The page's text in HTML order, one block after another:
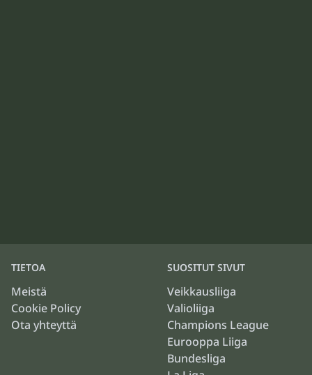
TIETOA
Meistä
Cookie Policy
Ota yhteyttä
SUOSITUT SIVUT
Veikkausliiga
Valioliiga
Champions League
Eurooppa Liiga
Bundesliga